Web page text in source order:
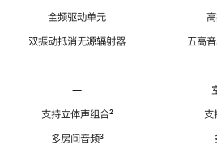
全频驱动单元
双振动抵消无源辐射器
—
—
支持立体声组合脚
²
多房间音频脚
³
五高
支